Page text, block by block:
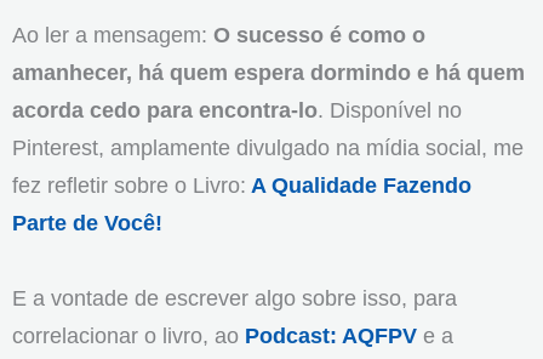
Ao ler a mensagem: O sucesso é como o
amanhecer, há quem espera dormindo e há quem
acorda cedo para encontra-lo. Disponível no
Pinterest, amplamente divulgado na mídia social, me
fez refletir sobre o Livro: A Qualidade Fazendo
Parte de Você!
E a vontade de escrever algo sobre isso, para
correlacionar o livro, ao Podcast: AQFPV e a